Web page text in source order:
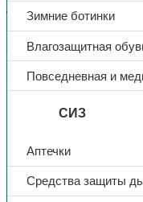
Зимние ботинки
Влагозащитная
Повседневная и
СИЗ
Аптечки
Средства защиты
металла
рекомендуется
Сварщика
материал: брезент 480
Плотность